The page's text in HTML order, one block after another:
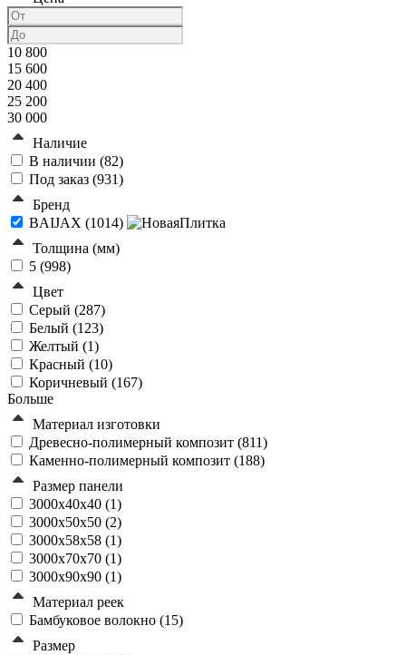
10 800
15 600
20 400
25 200
30 000
Наличие
В наличии (82)
Под заказ (931)
Бренд
BAIJAX (1014)
Толщина (мм)
5 (998)
Цвет
Серый (287)
Белый (123)
Желтый (1)
Красный (10)
Коричневый (167)
Больше
Материал изготовки
Древесно-полимерный композит (811)
Каменно-полимерный композит (188)
Размер панели
3000x40x40 (1)
3000x50x50 (2)
3000x58x58 (1)
3000x70x70 (1)
3000x90x90 (1)
Материал реек
Бамбуковое волокно (15)
Размер